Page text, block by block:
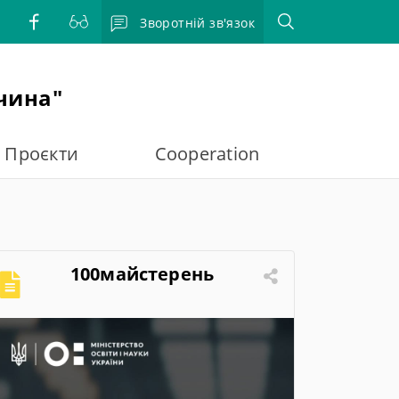
Зворотній зв'язок
Проєкти Cooperation
100майстерень